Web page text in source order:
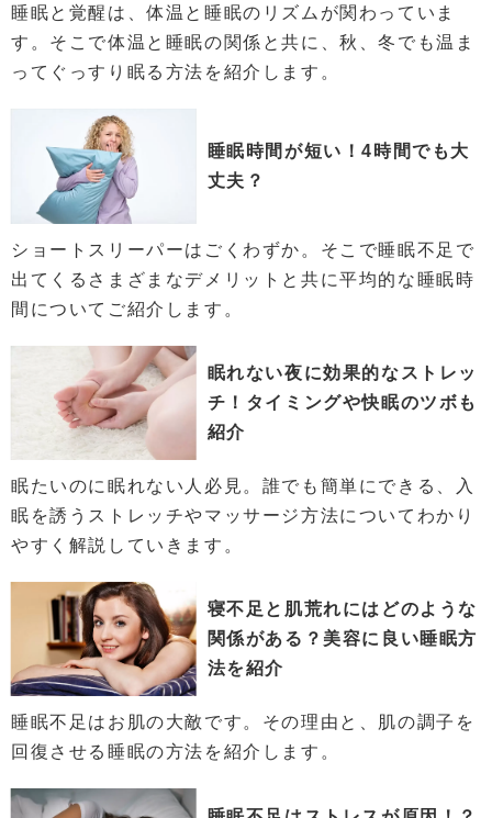
睡眠と覚醒は、体温と睡眠のリズムが関わっていま
す。そこで体温と睡眠の関係と共に、秋、冬でも温ま
ってぐっすり眠る方法を紹介します。
睡眠時間が短い！4時間でも大
丈夫？
ショートスリーパーはごくわずか。そこで睡眠不足で
出てくるさまざまなデメリットと共に平均的な睡眠時
間についてご紹介します。
眠れない夜に効果的なストレッ
チ！タイミングや快眠のツボも
紹介
眠たいのに眠れない人必見。誰でも簡単にできる、入
眠を誘うストレッチやマッサージ方法についてわかり
やすく解説していきます。
寝不足と肌荒れにはどのような
関係がある？美容に良い睡眠方
法を紹介
睡眠不足はお肌の大敵です。その理由と、肌の調子を
回復させる睡眠の方法を紹介します。